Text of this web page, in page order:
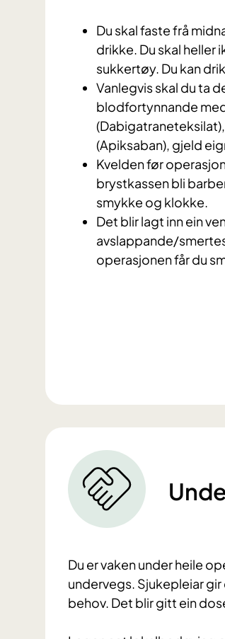
Du skal faste frå
drikke. Du skal heller
sukkertøy. Du kan
Vanlegvis skal du ta
blodfortynnande
(Apiksaban), gjeld
Kvelden før
brystkassen bli
smykke og klokke.
Det blir lagt inn ein
avslappande/
operasjonen får du
Du er vaken under heile
undervegs. Sjukepleiar
behov. Det blir gitt ein